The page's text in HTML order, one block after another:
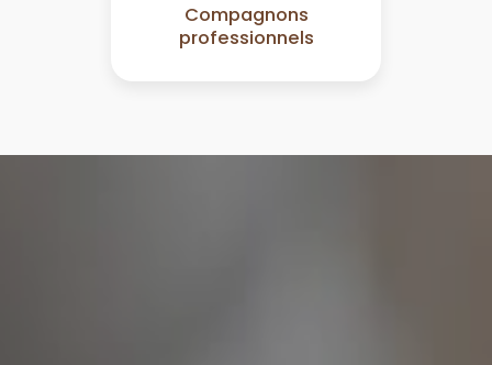
Compagnons
professionnels